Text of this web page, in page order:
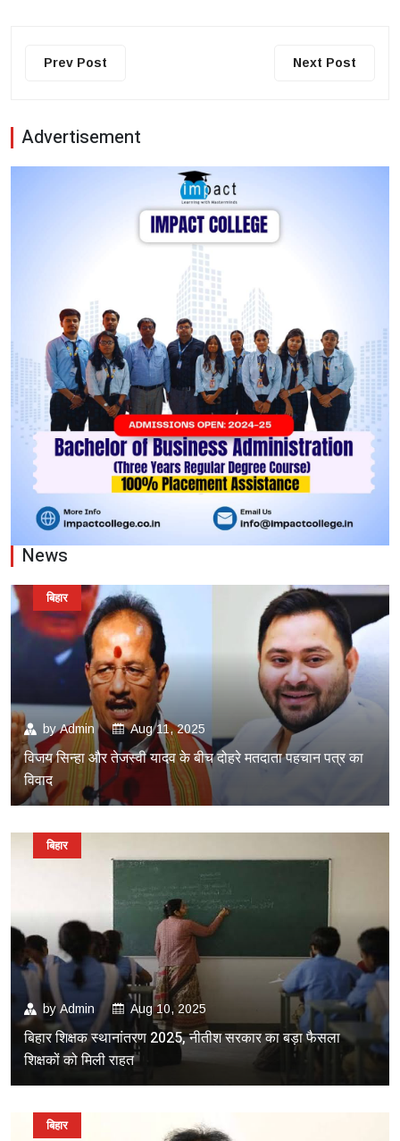
Prev Post Next Post
Advertisement
News
byAdmin Aug 11, 2025
विजय सिन्हा और तेजस्वी यादव के बीच दोहरे मतदाता पहचान पत्र का
विवाद
बिहार
byAdmin Aug 10, 2025
बिहार शिक्षक स्थानांतरण 2025, नीतीश सरकार का बड़ा फैसला
शिक्षकों को मिली राहत
बिहार
बिहार